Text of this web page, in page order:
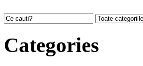
Categories